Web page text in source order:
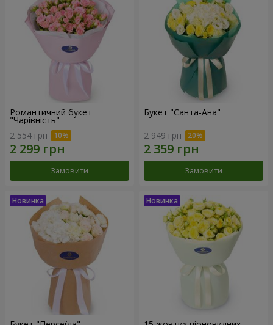
Романтичний букет
"Чарівність"
2 554 грн
Замовити
Букет "Санта-Ана"
2 949 грн
Замовити